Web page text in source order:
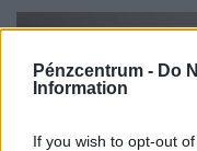
Pénzcentrum - Do
Information
If you wish to opt-out